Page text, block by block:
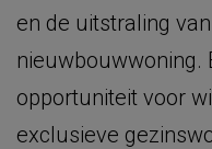
en de uitstraling
nieuwbouwwoning.
opportuniteit voor
exclusieve